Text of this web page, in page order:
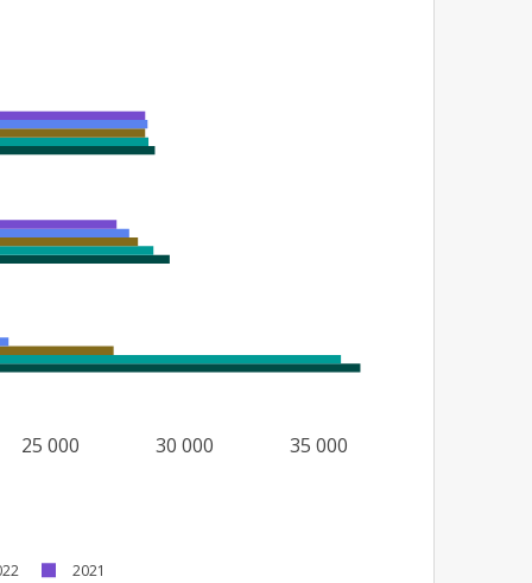
25 000 30 000 35 000
2021